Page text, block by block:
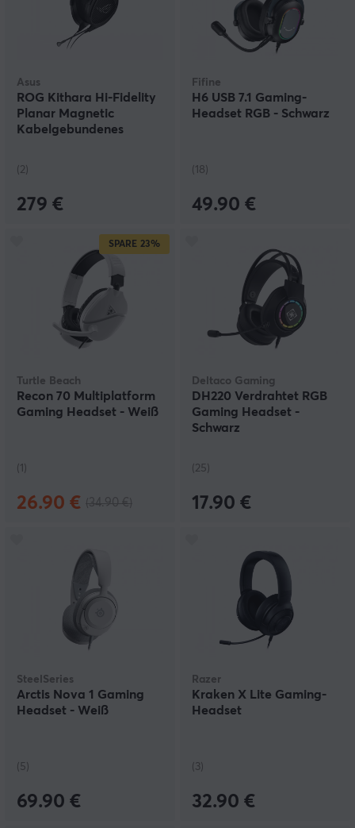
Asus
ROG Kithara Hi-Fidelity
Planar Magnetic
Kabelgebundenes
(2)
279 €
Fifine
H6 USB 7.1 Gaming-
Headset RGB - Schwarz
(18)
49.90 €
SPARE 23%
Turtle Beach
Recon 70 Multiplatform
Gaming Headset - Weiß
(1)
26.90 €
Deltaco Gaming
DH220 Verdrahtet RGB
Gaming Headset -
Schwarz
(25)
17.90 €
SteelSeries
Arctis Nova 1 Gaming
Headset - Weiß
(5)
69.90 €
Razer
Kraken X Lite Gaming-
Headset
(3)
32.90 €